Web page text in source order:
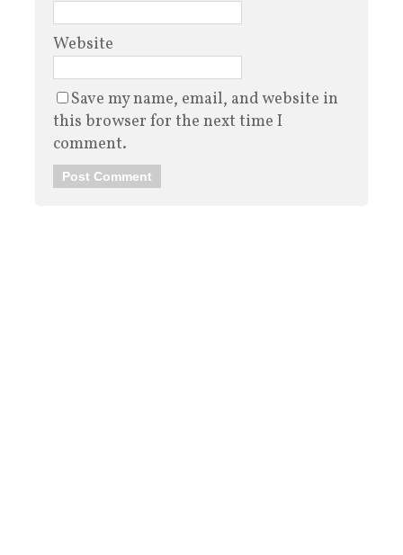
Website
Save my name, email, and website in
this browser for the next time I
comment.